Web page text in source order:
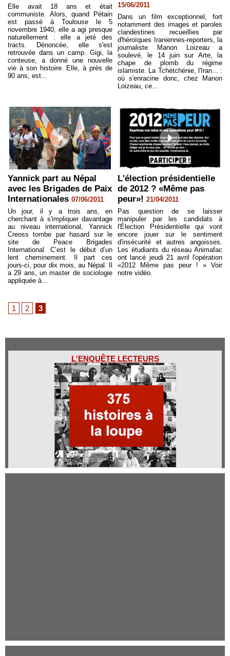
Elle avait 18 ans et était
communiste. Alors, quand Pétain
est passé à Toulouse le 5
novembre 1940, elle a agi presque
naturellement : elle a jeté des
tracts. Dénoncée, elle s'est
retrouvée dans un camp. Gigi, la
conteuse, a donné une nouvelle
vie à son histoire. Elle, à près de
90 ans, est...
15/06/2011
Dans un film exceptionnel, fort
notamment des images et paroles
clandestines recueillies par
d'héroïques Iraniennes-reporters, la
journaliste Manon Loizeau a
soulevé, le 14 juin sur Arte, la
chape de plomb du régime
islamiste. La Tchétchénie, l'Iran... :
où s'enracine donc, chez Manon
Loizeau, ce...
Yannick part au Népal
avec les Brigades de Paix
Internationales 07/06/2011
Un jour, il y a trois ans, en
cherchant à s'impliquer davantage
au niveau international, Yannick
Creoss tombe par hasard sur le
site de Peace Brigades
International. C’est le début d’un
lent cheminement. Il part ces
jours-ci, pour dix mois, au Népal. Il
a 29 ans, un master de sociologie
appliquée à...
L'élection présidentielle
de 2012 ? «Même pas
peur»! 21/04/2011
Pas question de se laisser
manipuler par les candidats à
l'Élection Présidentielle qui vont
encore jouer sur le sentiment
d'insécurité et autres angoisses.
Les étudiants du réseau Animafac
ont lancé jeudi 21 avril l'opération
«2012 Même pas peur ! » Voir
notre vidéo.
1 2 3
L'ENQUÊTE LECTEURS